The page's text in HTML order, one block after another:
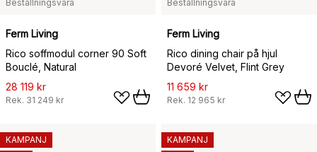
Beställningsvara
Ferm Living
Rico soffmodul corner 90 Soft
Bouclé, Natural
28 119 kr
Rek. 31 249 kr
Beställningsvara
Ferm Living
Rico dining chair på hjul
Devoré Velvet, Flint Grey
11 659 kr
Rek. 12 965 kr
KAMPANJ
KAMPANJ